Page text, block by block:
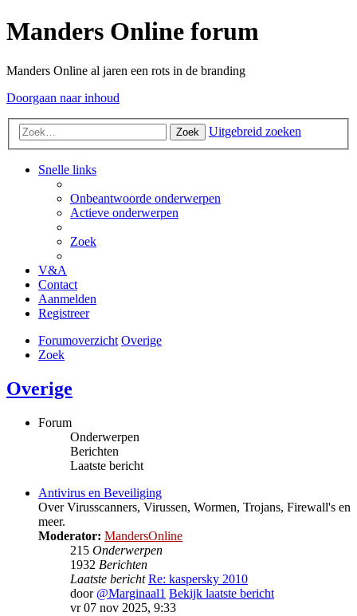
Manders Online forum
Manders Online al jaren een rots in de branding
Doorgaan naar inhoud
Zoek Uitgebreid zoeken
Snelle links
Onbeantwoorde onderwerpen
Actieve onderwerpen
Zoek
V&A
Contact
Aanmelden
Registreer
Forumoverzicht Overige
Zoek
Overige
Forum
Onderwerpen
Berichten
Laatste bericht
Antivirus en Beveiliging
Over Virusscanners, Virussen, Wormen, Trojans, Firewall's en
meer.
Moderator: MandersOnline
215 Onderwerpen
1932 Berichten
Laatste bericht Re: kaspersky 2010
door @Marginaal1 Bekijk laatste bericht
vr 07 nov 2025, 9:33